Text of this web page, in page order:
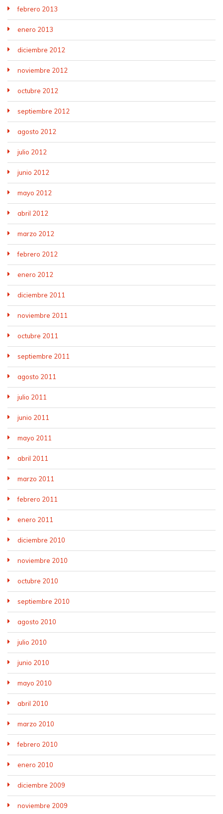
febrero 2013
enero 2013
diciembre 2012
noviembre 2012
octubre 2012
septiembre 2012
agosto 2012
julio 2012
junio 2012
mayo 2012
abril 2012
marzo 2012
febrero 2012
enero 2012
diciembre 2011
noviembre 2011
octubre 2011
septiembre 2011
agosto 2011
julio 2011
junio 2011
mayo 2011
abril 2011
marzo 2011
febrero 2011
enero 2011
diciembre 2010
noviembre 2010
octubre 2010
septiembre 2010
agosto 2010
julio 2010
junio 2010
mayo 2010
abril 2010
marzo 2010
febrero 2010
enero 2010
diciembre 2009
noviembre 2009